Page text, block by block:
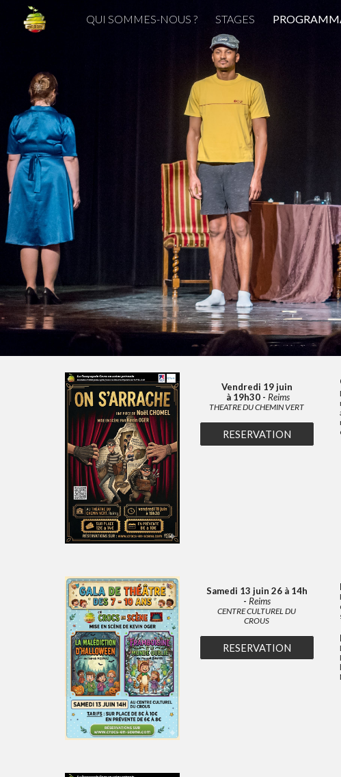
Skip to
QUI SOMMES-NOUS ? STAGES
Vendredi 19 juin
à 19h30 - Reims
THEATRE DU CHEMIN VERT
RESERVATION
Samedi 13 juin 26 à 14h
- Reims
CENTRE CULTUREL DU
CROUS
RESERVATION